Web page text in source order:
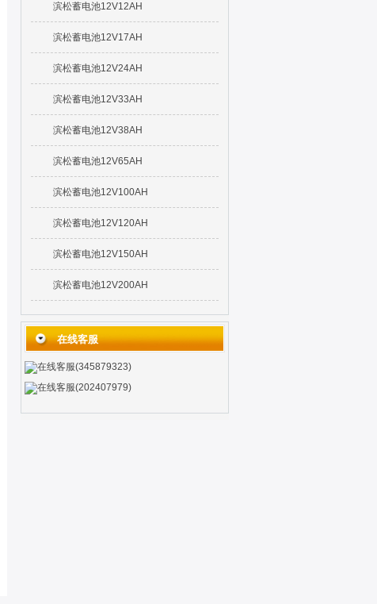
滨松蓄电池12V12AH
滨松蓄电池12V17AH
滨松蓄电池12V24AH
滨松蓄电池12V33AH
滨松蓄电池12V38AH
滨松蓄电池12V65AH
滨松蓄电池12V100AH
滨松蓄电池12V120AH
滨松蓄电池12V150AH
滨松蓄电池12V200AH
在线客服
在线客服(345879323)
在线客服(202407979)